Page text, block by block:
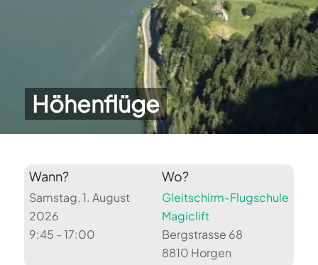
Höhenflüge
Wann?
Samstag, 1. August
2026
9:45 - 17:00
Wo?
Gleitschirm-Flugschule
Magiclift
Bergstrasse 68
8810 Horgen